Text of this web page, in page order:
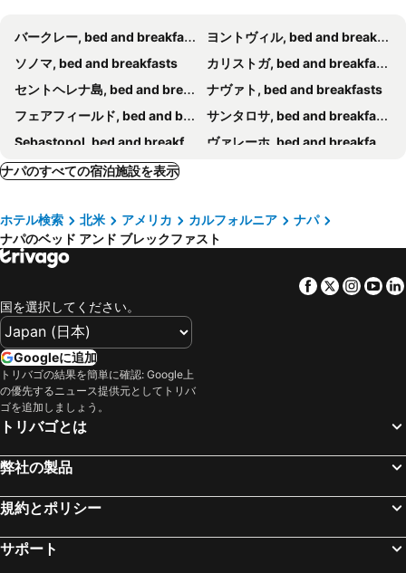
バークレー, bed and breakfasts
ヨントヴィル, bed and breakfasts
ソノマ, bed and breakfasts
カリストガ, bed and breakfasts
セントヘレナ島, bed and breakfasts
ナヴァト, bed and breakfasts
フェアフィールド, bed and breakfasts
サンタロサ, bed and breakfasts
Sebastopol, bed and breakfasts
ヴァレーホ, bed and breakfasts
ナパのすべての宿泊施設を表示
ホテル検索 北米 アメリカ カルフォルニア
ナパ
ナパのベッド アンド ブレックファスト
Facebook
Twitter
国を選択してください。
Googleに追加
トリバゴの結果を簡単に確認: Google上
の優先するニュース提供元としてトリバ
ゴを追加しましょう。
トリバゴとは
弊社の製品
規約とポリシー
サポート